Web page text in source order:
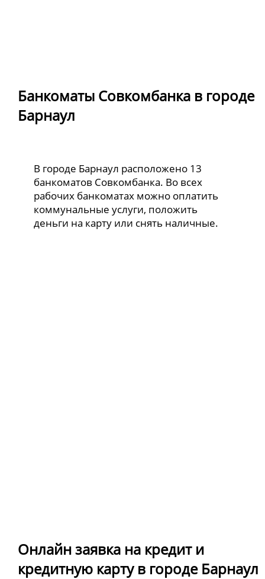
Банкоматы Совкомбанка в городе
Барнаул
В городе Барнаул расположено 13
банкоматов Совкомбанка. Во всех
рабочих банкоматах можно оплатить
коммунальные услуги, положить
деньги на карту или снять наличные.
Онлайн заявка на кредит и
кредитную карту в городе Барнаул